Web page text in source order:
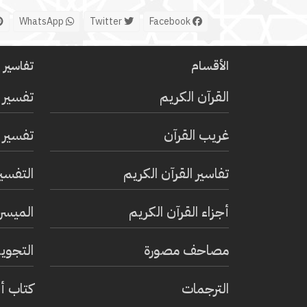
Facebook
Twitter
الأقسام
القرآن الكريم
غريب القرآن
تفاسير القرآن الكريم
أجزاء القرآن الكريم
مصاحف مصورة
الترجمات
تفسير
كتاب